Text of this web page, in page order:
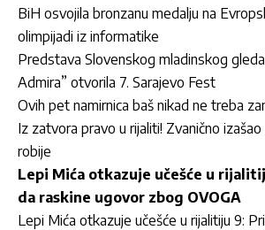
BiH osvojila bronzanu medalju na
olimpijadi iz informatike
Predstava Slovenskog mladinskog
Admira” otvorila 7. Sarajevo Fest
Ovih pet namirnica baš nikad ne treba
Iz zatvora pravo u rijaliti! Zvanično
robije
Lepi Mića otkazuje učešće u
da raskine ugovor zbog OVOGA
Lepi Mića otkazuje učešće u rijalitiju 9: